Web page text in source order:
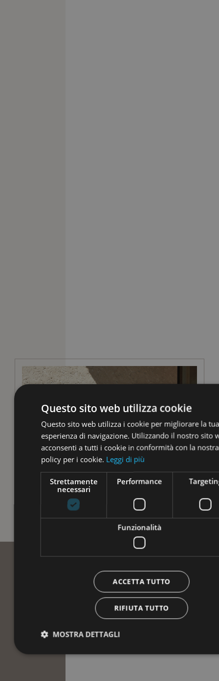
Questo sito web utilizza cookie
Questo sito web utilizza i cookie per migliorare la tua
esperienza di navigazione. Utilizzando il nostro sito
acconsenti a tutti i cookie in conformità con la nostra
policy per i cookie. Leggi di più
Strettamente
necessari
Performance
Funzionalità
ACCETTA TUTTO
RIFIUTA TUTTO
MOSTRA DETTAGLI